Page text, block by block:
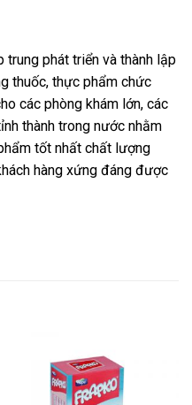
trung phát triển và thành lập
thuốc, thực phẩm chức
các phòng khám lớn, các
thành trong nước nhằm
tốt nhất chất lượng
hàng xứng đáng được